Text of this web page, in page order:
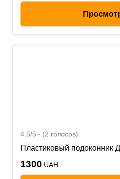
4.5/5 - (2 голосов)
Пластиковый подоконник
1300 UAH